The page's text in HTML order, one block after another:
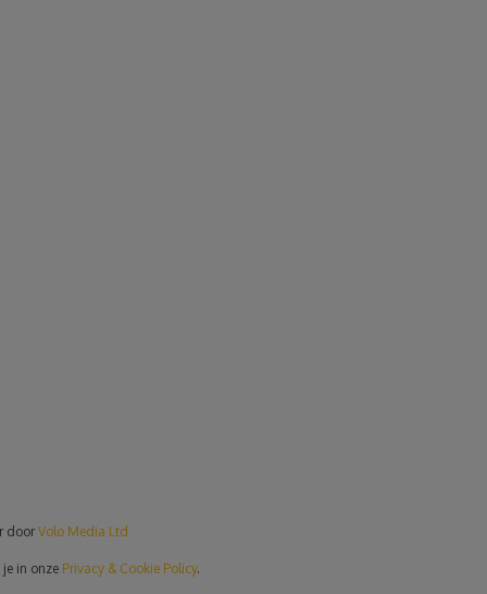
door Volo Media Ltd
in onze Privacy & Cookie Policy.